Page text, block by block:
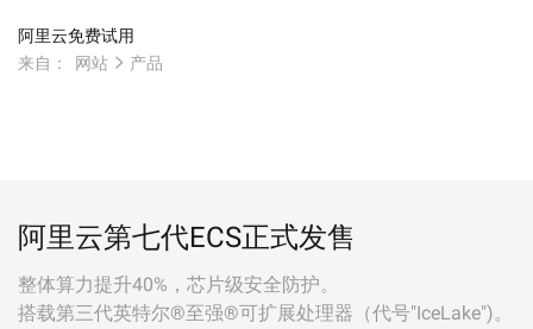
阿里云免费试用
来自：
网站 产品
阿里云第七代ECS正式发售
整体算力提升40%，芯片级安全防护。
搭载第三代英特尔®至强®可扩展处理器（代号"IceLake")。